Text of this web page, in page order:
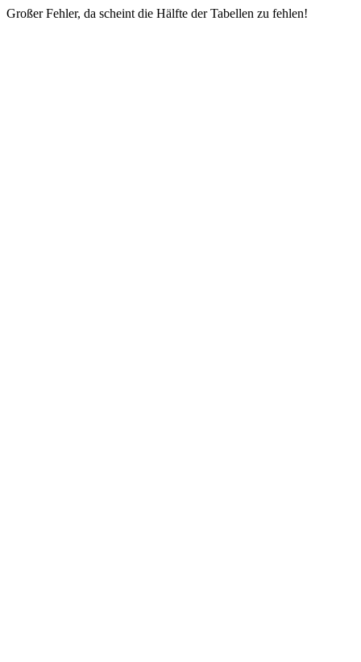
Großer Fehler, da scheint die Hälfte der Tabellen zu fehlen!